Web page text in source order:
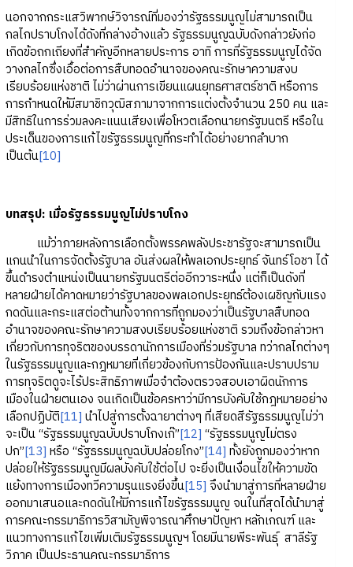
นอกจากกระแสวิพากษ์วิจารณ์ที่มองว่ารัฐธรรมนูญไม่สามารถเป็น
กลไกปราบโกงได้ดังที่กล่างอ้างแล้ว รัฐธรรมนูญฉบับดังกล่าวยังก่อ
เกิดข้อถกเถียงที่สำคัญอีกหลายประการ อาทิ การที่รัฐธรรมนูญได้จัด
วางกลไกซึ่งเอื้อต่อการสืบทอดอำนาจของคณะรักษาความสงบ
เรียบร้อยแห่งชาติ ไม่ว่าผ่านการเขียนแผนยุทธศาสตร์ชาติ หรือการ
การกำหนดให้มีสมาชิกวุฒิสภามาจากการแต่งตั้งจำนวน 250 คน และ
มีสิทธิในการร่วมลงคะแนนเสียงเพื่อโหวตเลือกนายกรัฐมนตรี หรือใน
ประเด็นของการแก้ไขรัฐธรรมนูญที่กระทำได้อย่างยากลำบาก
เป็นต้น[10]
บทสรุป: เมื่อรัฐธรรมนูญไม่ปราบโกง
แม้ว่าภายหลังการเลือกตั้งพรรคพลังประชารัฐจะสามารถเป็น
แกนนำในการจัดตั้งรัฐบาล อันส่งผลให้พลเอกประยุทธ์ จันทร์โอชา ได้
ขึ้นดำรงตำแหน่งเป็นนายกรัฐมนตรีต่ออีกวาระหนึ่ง แต่ก็เป็นดังที่
หลายฝ่ายได้คาดหมายว่ารัฐบาลของพลเอกประยุทธ์ต้องเผชิญกับแรง
กดดันและกระแสต่อต้านทั้งจากการที่ถูกมองว่าเป็นรัฐบาลสืบทอด
อำนาจของคณะรักษาความสงบเรียบร้อยแห่งชาติ รวมถึงข้อกล่าวหา
เกี่ยวกับการทุจริตของบรรดานักการเมืองที่ร่วมรัฐบาล ทว่ากลไกต่างๆ
ในรัฐธรรมนูญและกฎหมายที่เกี่ยวข้องกับการป้องกันและปราบปราม
การทุจริตดูจะไร้ประสิทธิภาพเมื่อจำต้องตรวจสอบเอาผิดนักการ
เมืองในฝ่ายตนเอง จนเกิดเป็นข้อครหาว่ามีการบังคับใช้กฎหมายอย่าง
เลือกปฏิบัติ[11] นำไปสู่การตั้งฉายาต่างๆ ที่เสียดสีรัฐธรรมนูญไม่ว่า
จะเป็น “รัฐธรรมนูญฉบับปราบโกงเก๊”[12] “รัฐธรรมนูญไม่ตรง
ปก”[13] หรือ “รัฐธรรมนูญฉบับปล่อยโกง”[14] ทั้งยังถูกมองว่าหาก
ปล่อยให้รัฐธรรมนูญมีผลบังคับใช้ต่อไป จะยิ่งเป็นเงื่อนไขให้ความขัด
แย้งทางการเมืองทวีความรุนแรงยิ่งขึ้น[15] จึงนำมาสู่การที่หลายฝ่าย
ออกมาเสนอและกดดันให้มีการแก้ไขรัฐธรรมนูญ จนในที่สุดได้นำมาสู่
การคณะกรรมาธิการวิสามัญพิจารณาศึกษาปัญหา หลักเกณฑ์ และ
แนวทางการแก้ไขเพิ่มเติมรัฐธรรมนูญฯ โดยมีนายพีระพันธุ์ สาลีรัฐ
วิภาค เป็นประธานคณะกรรมาธิการ